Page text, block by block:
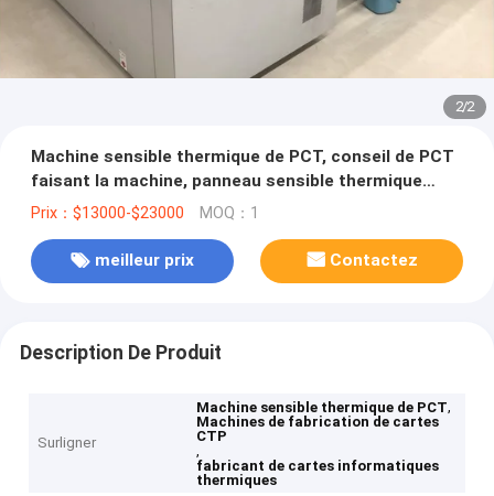
2/2
Machine sensible thermique de PCT, conseil de PCT
faisant la machine, panneau sensible thermique
d'ordinateur faisant la machine
Prix：$13000-$23000 MOQ：1
meilleur prix Contactez
Description De Produit
Surligner
Machine sensible thermique de PCT,
Machines de fabrication de cartes
CTP
,
fabricant de cartes informatiques
thermiques